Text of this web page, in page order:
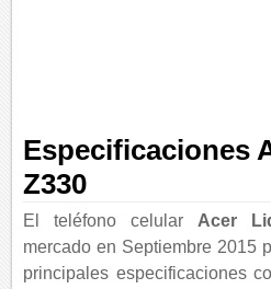
Especificaciones
Z330
El teléfono celular Acer
mercado en Septiembre 2015
principales especificaciones